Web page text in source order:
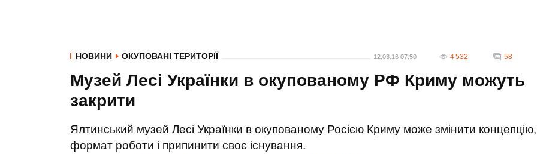
НОВИНИ ОКУПОВАНІ ТЕРИТОРІЇ 12.03.16 07:50 4 532 58
Музей Лесі Українки в окупованому РФ Криму можуть
закрити
Ялтинський музей Лесі Українки в окупованому Росією Криму може змінити концепцію,
формат роботи і припинити своє існування.